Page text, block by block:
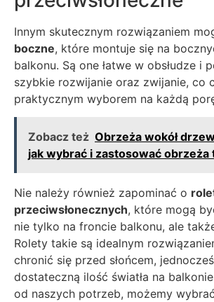
Innym skutecznym rozwiązaniem
boczne, które montuje się na
balkonu. Są one łatwe w obsłudze i
szybkie rozwijanie oraz zwijanie, co
praktycznym wyborem na każdą
Zobacz też Obrzeża wokół
jak wybrać i zastosować
Nie należy również zapominać o
przeciwsłonecznych, które mogą
nie tylko na froncie balkonu, ale
Rolety takie są idealnym
chronić się przed słońcem,
dostateczną ilość światła na
od naszych potrzeb, możemy